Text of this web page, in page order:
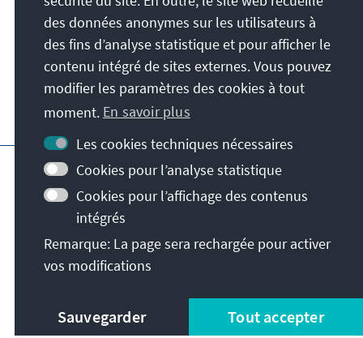
Adresse
Contact
Visitez aussi
Page principale de la KAS
Impressum
Protection des données
Conditions d'utilisation
Déclaration d'accessibilité
Signaler un obstacle
Conditions générales
© Konrad-Adenauer-Stiftung e.V. 2026
des données anonymes sur les utilisateurs à
des fins d’analyse statistique et pour afficher le
contenu intégré de sites externes. Vous pouvez
modifier les paramètres des cookies à tout
moment. En savoir plus
Les cookies techniques nécessaires
Cookies pour l’analyse statistique
Cookies pour l’affichage des contenus
intégrés
Remarque: La page sera rechargée pour activer
vos modifications
Sauvegarder Tout accepter